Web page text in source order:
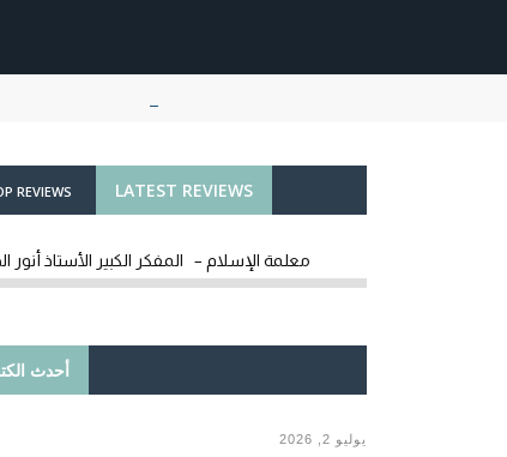
LATEST REVIEWS
REVIEWS
معلمة الإسلام – المفكر الكبير الأستاذ أنور
أحدث
يوليو 2, 2026